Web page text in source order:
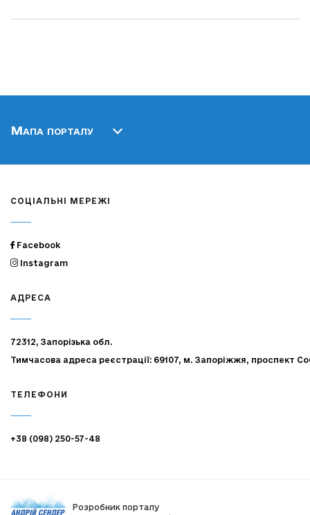
Мапа порталу
СОЦІАЛЬНІ МЕРЕЖІ
Facebook
Instagram
АДРЕСА
72312, Запорізька обл.
Тимчасова адреса реєстрації: 69107, м. Запоріжжя, проспект
ТЕЛЕФОНИ
+38 (098) 250-57-48
Розробник порталу